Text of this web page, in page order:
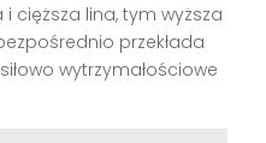
cięższa lina, tym wyższa
przekłada
wytrzymałościowe